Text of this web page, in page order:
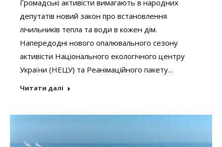
Громадські активісти вимагають в народних
депутатів новий закон про встановлення
лічильників тепла та води в кожен дім.
Напередодні нового опалювального сезону
активісти Національного екологічного центру
України (НЕЦУ) та Реанімаційного пакету…
Читати далі